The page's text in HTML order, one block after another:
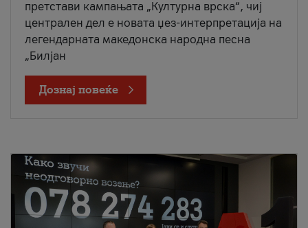
претстави кампањата „Културна врска“, чиј
централен дел е новата џез-интерпретација на
легендарната македонска народна песна
„Билјан
Дознај повеќе